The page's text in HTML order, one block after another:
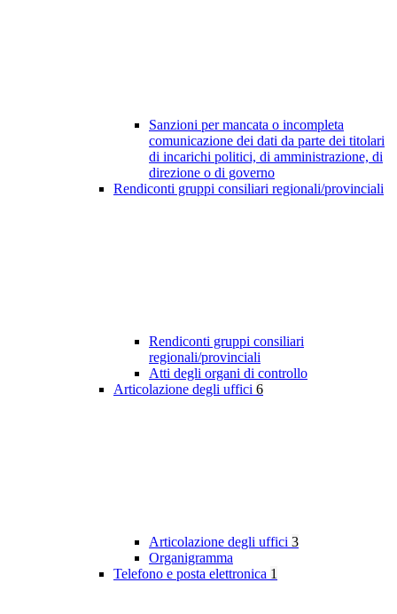
Sanzioni per mancata o incompleta
comunicazione dei dati da parte dei titolari
di incarichi politici, di amministrazione, di
direzione o di governo
Rendiconti gruppi consiliari regionali/provinciali
Rendiconti gruppi consiliari
regionali/provinciali
Atti degli organi di controllo
Articolazione degli uffici 6
Articolazione degli uffici 3
Organigramma
Telefono e posta elettronica 1